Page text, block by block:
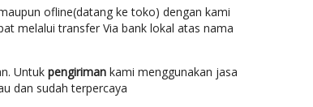
ofline(datang ke toko) dengan kami
melalui transfer Via bank lokal atas nama
Untuk pengiriman kami menggunakan jasa
dan sudah terpercaya